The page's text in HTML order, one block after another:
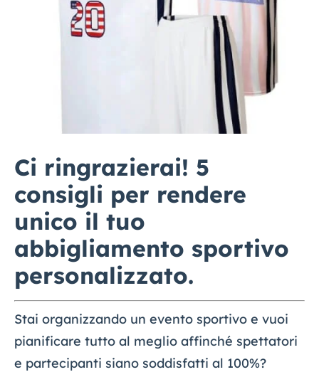
Ci ringrazierai! 5
consigli per rendere
unico il tuo
abbigliamento sportivo
personalizzato.
Stai organizzando un evento sportivo e vuoi
pianificare tutto al meglio affinché spettatori
e partecipanti siano soddisfatti al 100%?